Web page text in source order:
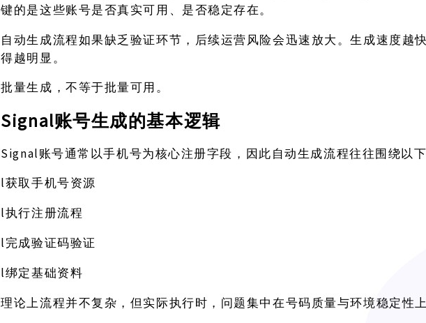
键的是这些账号是否真实可用、是否稳定存在。
自动生成流程如果缺乏验证环节，后续运营风险会迅速放大。生成速度越
得越明显。
批量生成，不等于批量可用。
Signal账号生成的基本逻辑
Signal账号通常以手机号为核心注册字段，因此自动生成流程往往围绕以下
l获取手机号资源
l执行注册流程
l完成验证码验证
l绑定基础资料
理论上流程并不复杂，但实际执行时，问题集中在号码质量与环境稳定性上